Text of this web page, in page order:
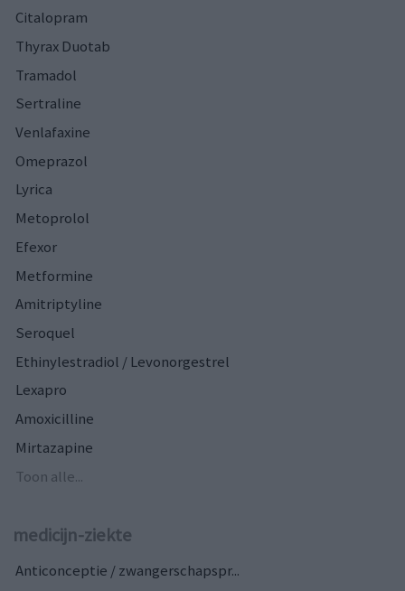
Citalopram
Thyrax Duotab
Tramadol
Sertraline
Venlafaxine
Omeprazol
Lyrica
Metoprolol
Efexor
Metformine
Amitriptyline
Seroquel
Ethinylestradiol / Levonorgestrel
Lexapro
Amoxicilline
Mirtazapine
Toon alle...
medicijn-ziekte
Anticonceptie / zwangerschapspr...